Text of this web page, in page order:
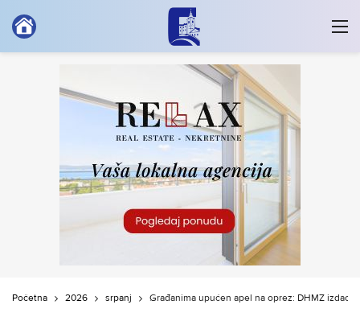
Početna 2026 srpanj Građanima upućen apel na oprez: DHMZ izdao